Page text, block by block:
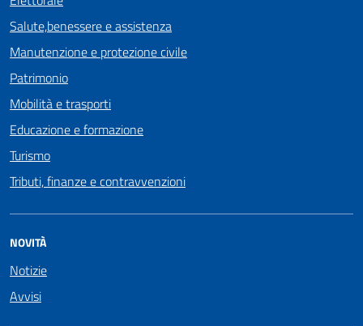
Salute,benessere e assistenza
Manutenzione e protezione civile
Patrimonio
Mobilità e trasporti
Educazione e formazione
Turismo
Tributi, finanze e contravvenzioni
NOVITÀ
Notizie
Avvisi